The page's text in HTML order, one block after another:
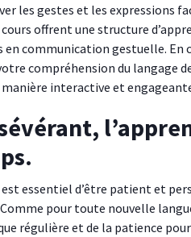
les gestes et les expressions
offrent une structure
communication gestuelle. En
compréhension du langage
interactive et
essentiel d’être patient et
pour toute nouvelle
régulière et de la patience